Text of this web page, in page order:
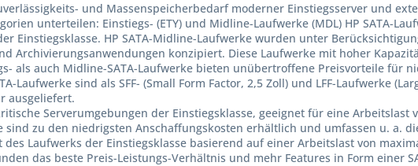
und Massenspeicherbedarf moderner Einstiegsserver und
unterteilen: Einstiegs- (ETY) und Midline-Laufwerke (MDL) HP SATA-
Einstiegsklasse. HP SATA-Midline-Laufwerke wurden unter
Archivierungsanwendungen konzipiert. Diese Laufwerke mit hoher
als auch Midline-SATA-Laufwerke bieten unübertroffene Preisvorteile für
Laufwerke sind als SFF- (Small Form Factor, 2,5 Zoll) und LFF-Laufwerke
ausgeliefert.
Serverumgebungen der Einstiegsklasse, geeignet für eine Arbeitslast
sind zu den niedrigsten Anschaffungskosten erhältlich und umfassen u. a.
Laufwerks der Einstiegsklasse basierend auf einer Arbeitslast von
das beste Preis-Leistungs-Verhältnis und mehr Features in Form einer